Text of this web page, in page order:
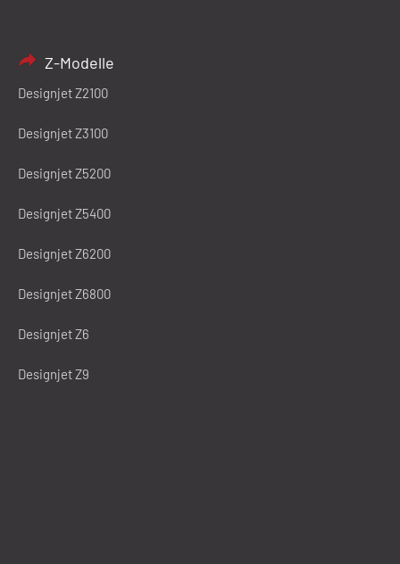
Z-Modelle
Designjet Z2100
Designjet Z3100
Designjet Z5200
Designjet Z5400
Designjet Z6200
Designjet Z6800
Designjet Z6
Designjet Z9